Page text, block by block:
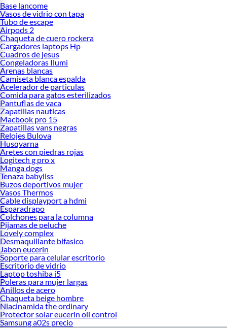
Base lancome
Vasos de vidrio con tapa
Tubo de escape
Airpods 2
Chaqueta de cuero rockera
Cargadores laptops Hp
Cuadros de jesus
Congeladoras Ilumi
Arenas blancas
Camiseta blanca espalda
Acelerador de particulas
Comida para gatos esterilizados
Pantuflas de vaca
Zapatillas nauticas
Macbook pro 15
Zapatillas vans negras
Relojes Bulova
Husqvarna
Aretes con piedras rojas
Logitech g pro x
Manga dogs
Tenaza babyliss
Buzos deportivos mujer
Vasos Thermos
Cable displayport a hdmi
Esparadrapo
Colchones para la columna
Pijamas de peluche
Lovely complex
Desmaquillante bifasico
Jabon eucerin
Soporte para celular escritorio
Escritorio de vidrio
Laptop toshiba i5
Poleras para mujer largas
Anillos de acero
Chaqueta beige hombre
Niacinamida the ordinary
Protector solar eucerin oil control
Samsung a02s precio